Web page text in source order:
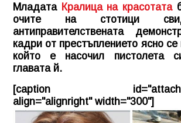
Младата Кралица на красотата
очите на стотици
антиправителствената
кадри от престъплението ясно
който е насочил пистолета
главата й.
[caption
align="alignright" width="300"]